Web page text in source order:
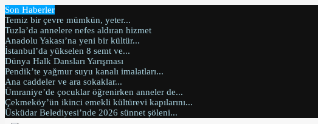
Son Haberler
Temiz bir çevre mümkün, yeter...
Tuzla’da annelere nefes aldıran hizmet
Anadolu Yakası’na yeni bir kültür...
İstanbul’da yükselen 8 semt ve...
Dünya Halk Dansları Yarışması
Pendik’te yağmur suyu kanalı imalatları...
Ana caddeler ve ara sokaklar...
Ümraniye’de çocuklar öğrenirken anneler de...
Çekmeköy’ün ikinci emekli kültürevi kapılarını...
Üsküdar Belediyesi’nde 2026 sünnet şöleni...